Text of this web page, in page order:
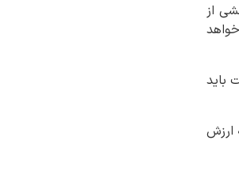
از
باید
گفت: تاکنون ۱۵۵ درخواست به ارزش